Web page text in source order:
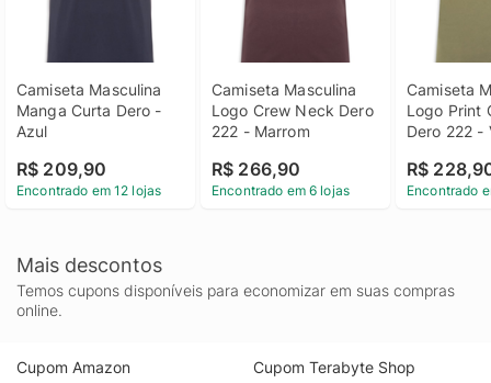
Camiseta Masculina
Manga Curta Dero -
Azul
R$ 209,90
Encontrado em 12 lojas
Camiseta Masculina
Logo Crew Neck Dero
222 - Marrom
R$ 266,90
Encontrado em 6 lojas
Camiseta
Logo Print
Dero 222 -
R$
Encontrado
Mais descontos
Temos cupons disponíveis para economizar em suas compras
online.
Cupom Amazon
Cupom Terabyte Shop